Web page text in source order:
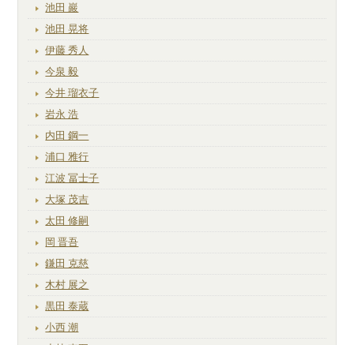
池田 巖
池田 晃将
伊藤 秀人
今泉 毅
今井 瑠衣子
岩永 浩
内田 鋼一
浦口 雅行
江波 冨士子
大塚 茂吉
太田 修嗣
岡 晋吾
鎌田 克慈
木村 展之
黒田 泰蔵
小西 潮